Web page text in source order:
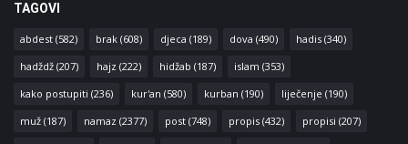
TAGOVI
abdest (582) brak (608) djeca (189) dova (490) hadis (340)
hadždž (207) hajz (222) hidžab (187) islam (353)
kako postupiti (236) kur'an (580) kurban (190) liječenje (190)
muž (187) namaz (2377) post (748) propis (432) propisi (207)